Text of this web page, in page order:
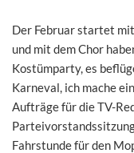
Der Februar startet
und mit dem Chor
Kostümparty, es
Karneval, ich mache
Aufträge für die TV-
Fahrstunde für den